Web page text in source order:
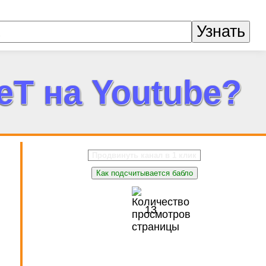
Узнать
на Youtube?
Как подсчитывается бабло
13